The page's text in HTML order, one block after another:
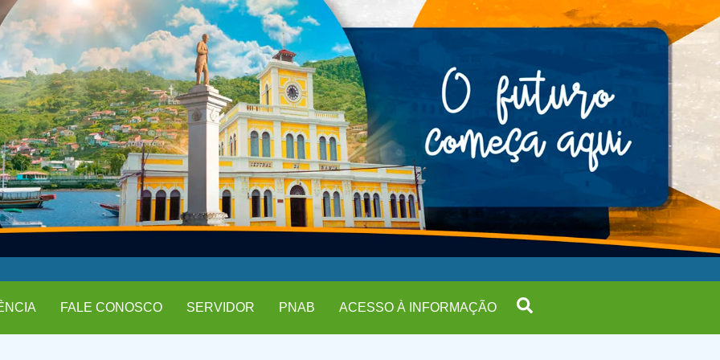
FALE CONOSCO SERVIDOR PNAB ACESSO À INFORMAÇÃO